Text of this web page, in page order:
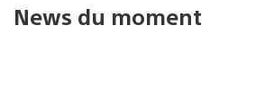
News du moment